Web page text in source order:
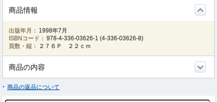
商品情報
出版年月： 1998年7月
ISBNコード： 978-4-336-03626-1 (4-336-03626-8)
頁数・縦：
２７６Ｐ ２２ｃｍ
商品の内容
商品の返品について